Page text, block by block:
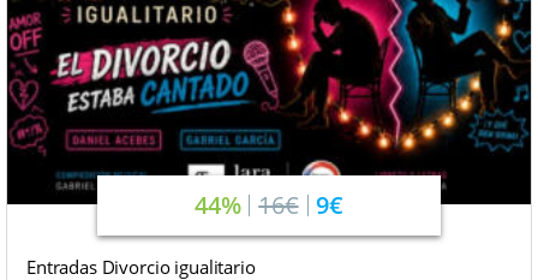
44% 16€ 9€
Entradas Divorcio igualitario